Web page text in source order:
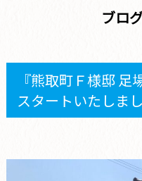
ブロ
『熊取町Ｆ様邸
スタートいたしま